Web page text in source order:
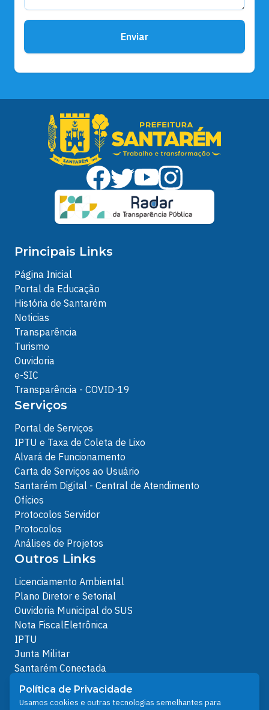
Enviar
Principais Links
Página Inicial
Portal da Educação
História de Santarém
Noticias
Transparência
Turismo
Ouvidoria
e-SIC
Transparência - COVID-19
Serviços
Portal de Serviços
IPTU e Taxa de Coleta de Lixo
Alvará de Funcionamento
Carta de Serviços ao Usuário
Santarém Digital - Central de Atendimento
Ofícios
Protocolos Servidor
Protocolos
Análises de Projetos
Outros Links
Licenciamento Ambiental
Plano Diretor e Setorial
Ouvidoria Municipal do SUS
Nota FiscalEletrônica
IPTU
Junta Militar
Santarém Conectada
Política de Privacidade
People illustrations by Storyset
Política de Privacidade
Usamos cookies e outras tecnologias semelhantes para